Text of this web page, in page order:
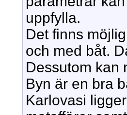
uppfylla.
Det finns
och med båt.
Dessutom kan
Byn är en bra
Karlovasi